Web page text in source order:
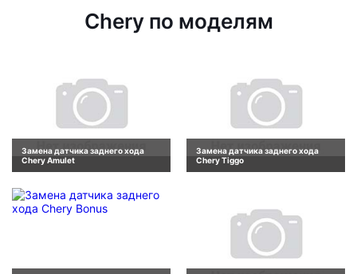
Chery по моделям
Замена датчика заднего хода
Chery Amulet
Замена датчика заднего хода
Chery Tiggo